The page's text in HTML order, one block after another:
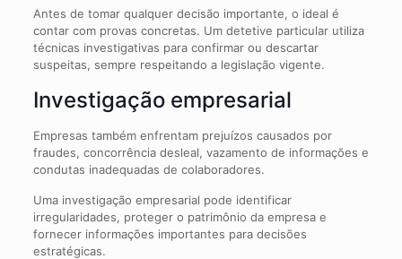
Antes de tomar qualquer decisão importante, o ideal é
contar com provas concretas. Um detetive particular utiliza
técnicas investigativas para confirmar ou descartar
suspeitas, sempre respeitando a legislação vigente.
Investigação empresarial
Empresas também enfrentam prejuízos causados por
fraudes, concorrência desleal, vazamento de informações e
condutas inadequadas de colaboradores.
Uma investigação empresarial pode identificar
irregularidades, proteger o patrimônio da empresa e
fornecer informações importantes para decisões
estratégicas.